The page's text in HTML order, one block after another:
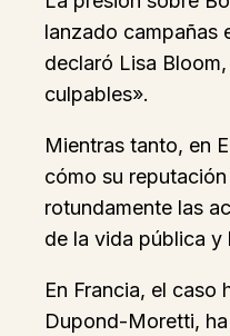
lanzado campañas
declaró Lisa
culpables».
Mientras tanto, en
cómo su
rotundamente las
de la vida pública y
En Francia, el
Dupond-Moretti,